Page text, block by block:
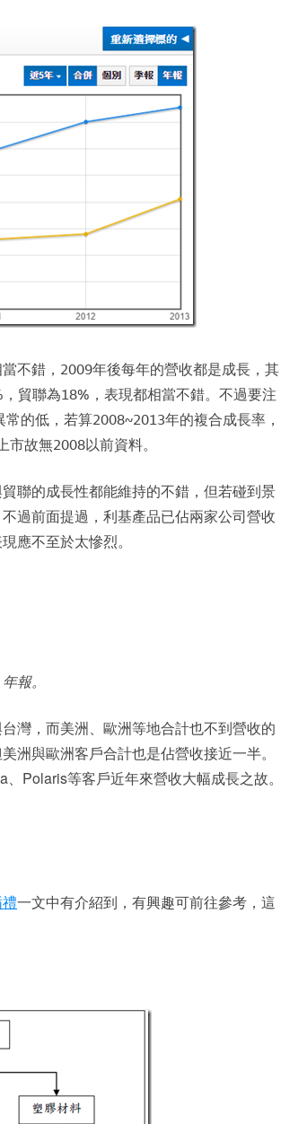
不錯，2009年後每年的營收都是成長，其
貿聯為18%，表現都相當不錯。不過要注
的低，若算2008~2013年的複合成長率，
故無2008以前資料。
聯的成長性都能維持的不錯，但若碰到景
過前面提過，利基產品已佔兩家公司營收
應不至於太慘烈。
報。
灣，而美洲、歐洲等地合計也不到營收的
洲與歐洲客戶合計也是佔營收接近一半。
Polaris等客戶近年來營收大幅成長之故。
一文中有介紹到，有興趣可前往參考，這